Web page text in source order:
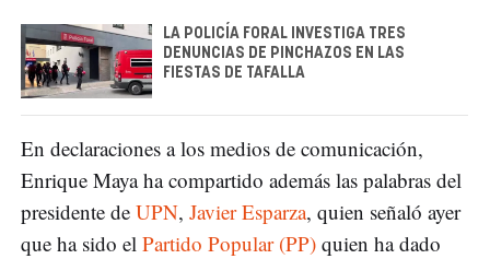
LA POLICÍA FORAL INVESTIGA TRES
DENUNCIAS DE PINCHAZOS EN LAS
FIESTAS DE TAFALLA
En declaraciones a los medios de comunicación,
Enrique Maya ha compartido además las palabras del
presidente de UPN, Javier Esparza, quien señaló ayer
que ha sido el Partido Popular (PP) quien ha dado